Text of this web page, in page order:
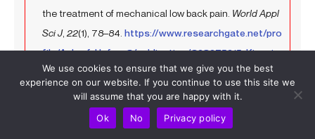
the treatment of mechanical low back pain. World Appl
Sci J, 22(1), 78–84. https://www.researchgate.net/pro
file/Ashraf-Hafez-3/publication/328275215_Kinesio
_Taping_for_the_Treatment_of_Mechanical_Low_Bac
k_Pain/links/5c6751e192851c1c9de4567b/Kinesio-T
aping-for-the-Treatment-of-Mechanical-Low-Back-
We use cookies to ensure that we give you the best
experience on our website. If you continue to use this site we
will assume that you are happy with it.
Ok
No Privacy policy